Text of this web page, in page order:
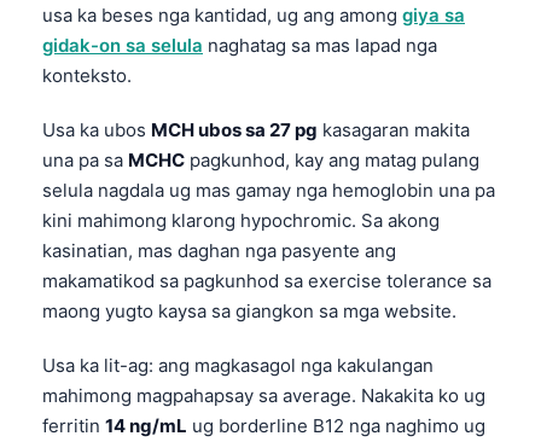
usa ka beses nga kantidad, ug ang among giya sa
gidak-on sa selula naghatag sa mas lapad nga
konteksto.
Usa ka ubos MCH ubos sa 27 pg kasagaran makita
una pa sa MCHC pagkunhod, kay ang matag pulang
selula nagdala ug mas gamay nga hemoglobin una pa
kini mahimong klarong hypochromic. Sa akong
kasinatian, mas daghan nga pasyente ang
makamatikod sa pagkunhod sa exercise tolerance sa
maong yugto kaysa sa giangkon sa mga website.
Usa ka lit-ag: ang magkasagol nga kakulangan
mahimong magpahapsay sa average. Nakakita ko ug
ferritin 14 ng/mL ug borderline B12 nga naghimo ug
اردو
मराठी
தமிழ்
ગુજરાતી
ಕನ್ನಡ
മലയാളം
Tagalog
ไทย